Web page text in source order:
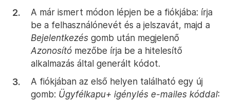
A már ismert módon lépjen be a fiókjába: írja
be a felhasználónevét és a jelszavát, majd a
Bejelentkezés gomb után megjelenő
Azonosító mezőbe írja be a hitelesítő
alkalmazás által generált kódot.
A fiókjában az első helyen található egy új
gomb: Ügyfélkapu+ igénylés e-mailes kóddal: